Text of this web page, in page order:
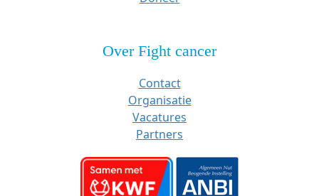
Over Fight cancer
Contact
Organisatie
Vacatures
Partners